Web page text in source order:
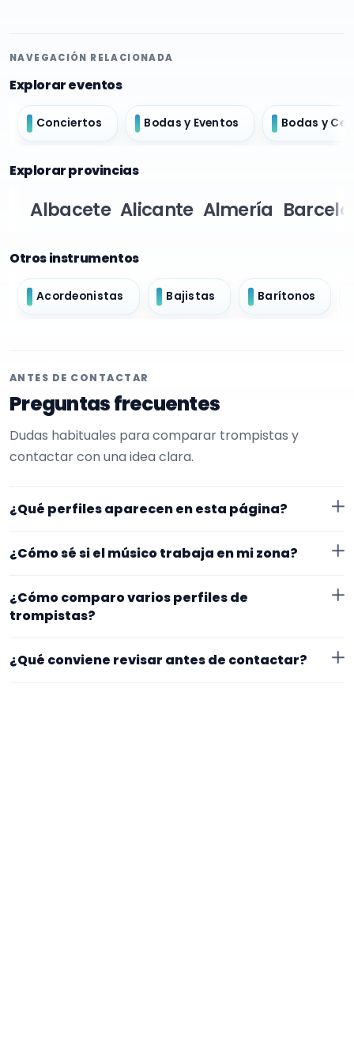
NAVEGACIÓN RELACIONADA
Explorar eventos
Conciertos Bodas y Eventos Bodas y
Explorar provincias
Albacete Alicante Almería
Otros instrumentos
Acordeonistas Bajistas Barítonos
ANTES DE CONTACTAR
Preguntas frecuentes
Dudas habituales para comparar trompistas y
contactar con una idea clara.
¿Qué perfiles aparecen en esta página?
EncuentraMúsico.
¿Cómo sé si el músico trabaja en mi zona?
necesitas desplazamiento o fechas concretas, lo
¿Cómo comparo varios perfiles de
trompistas?
Compara especialidad principal, experiencia, vídeos o
audios, ubicación y claridad del perfil. Un mensaje
¿Qué conviene revisar antes de contactar?